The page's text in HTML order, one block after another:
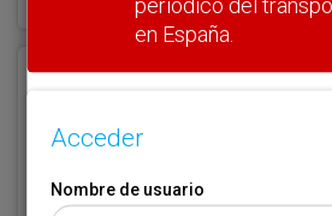
Nombre de usuario (elija un nombre)
en España.
Acceder
Nombre de usuario